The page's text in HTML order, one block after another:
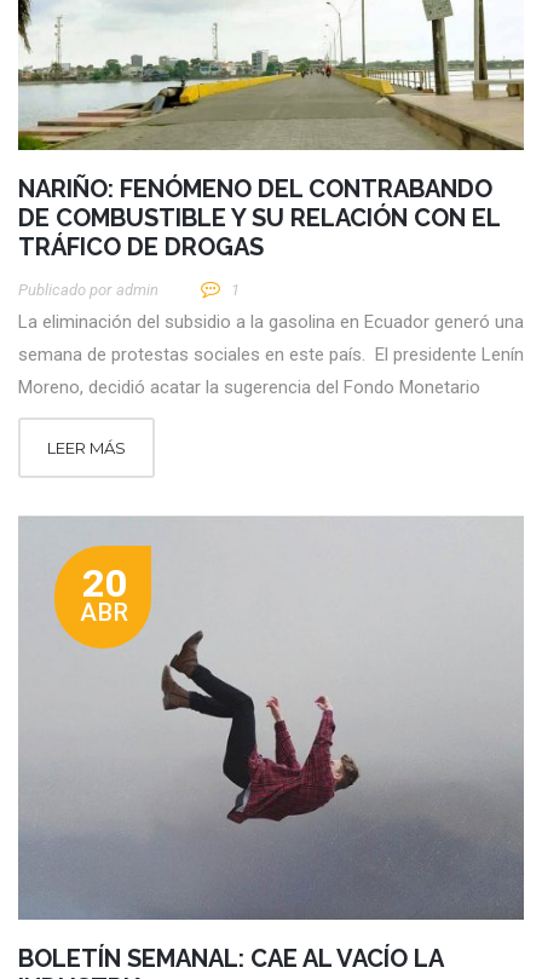
NARIÑO: FENÓMENO DEL CONTRABANDO
DE COMBUSTIBLE Y SU RELACIÓN CON EL
TRÁFICO DE DROGAS
Publicado por Admin 1
La eliminación del subsidio a la gasolina en Ecuador generó una
semana de protestas sociales en este país. El presidente Lenín
Moreno, decidió acatar la sugerencia del Fondo Monetario
LEER MÁS
20
ABR
BOLETÍN SEMANAL: CAE AL VACÍO LA